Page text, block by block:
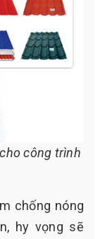
công trình
chống nóng
hy vọng sẽ